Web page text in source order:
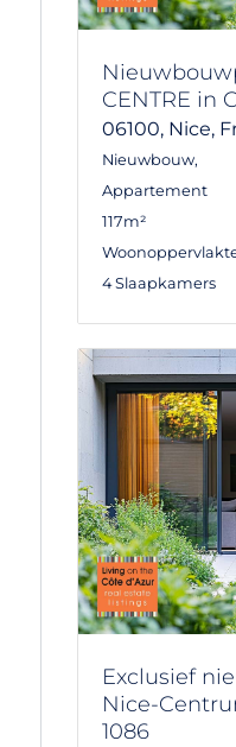
CENTRE in
06100, Nice,
Nieuwbouw,
Appartement
117m²
4 Slaapkamers
Exclusief
Nice-
1086